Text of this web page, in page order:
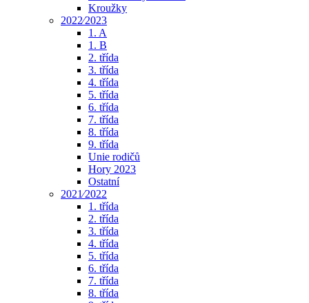
Kroužky
2022⁄2023
1. A
1. B
2. třída
3. třída
4. třída
5. třída
6. třída
7. třída
8. třída
9. třída
Unie rodičů
Hory 2023
Ostatní
2021⁄2022
1. třída
2. třída
3. třída
4. třída
5. třída
6. třída
7. třída
8. třída